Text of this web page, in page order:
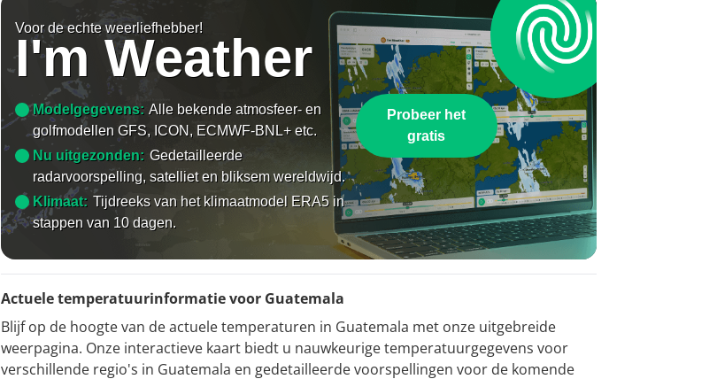
Voor de echte weerliefhebber!
I'm Weather
Modelgegevens: Alle bekende atmosfeer- en
golfmodellen GFS, ICON, ECMWF-BNL+ etc.
Nu uitgezonden: Gedetailleerde
radarvoorspelling, satelliet en bliksem wereldwijd.
Klimaat: Tijdreeks van het klimaatmodel ERA5 in
stappen van 10 dagen.
Probeer het
gratis
Actuele temperatuurinformatie voor Guatemala
Blijf op de hoogte van de actuele temperaturen in Guatemala met onze uitgebreide
weerpagina. Onze interactieve kaart biedt u nauwkeurige temperatuurgegevens voor
verschillende regio's in Guatemala en gedetailleerde voorspellingen voor de komende